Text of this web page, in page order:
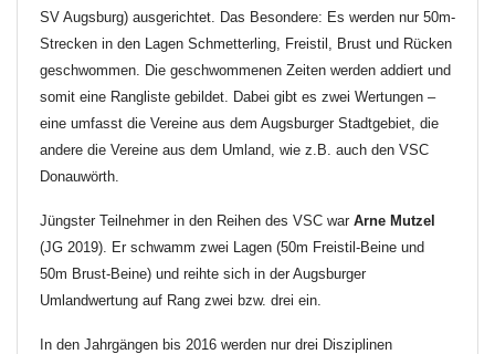
SV Augsburg) ausgerichtet. Das Besondere: Es werden nur 50m-
Strecken in den Lagen Schmetterling, Freistil, Brust und Rücken
geschwommen. Die geschwommenen Zeiten werden addiert und
somit eine Rangliste gebildet. Dabei gibt es zwei Wertungen –
eine umfasst die Vereine aus dem Augsburger Stadtgebiet, die
andere die Vereine aus dem Umland, wie z.B. auch den VSC
Donauwörth.
Jüngster Teilnehmer in den Reihen des VSC war Arne Mutzel
(JG 2019). Er schwamm zwei Lagen (50m Freistil-Beine und
50m Brust-Beine) und reihte sich in der Augsburger
Umlandwertung auf Rang zwei bzw. drei ein.
In den Jahrgängen bis 2016 werden nur drei Disziplinen